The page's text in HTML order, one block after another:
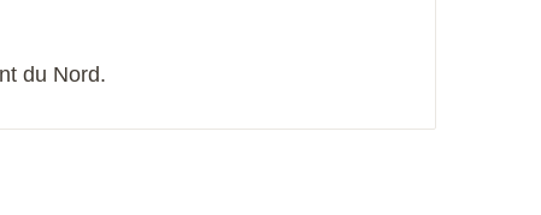
du Nord.